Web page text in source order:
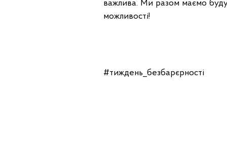
важлива. Ми разом маємо
можливості!
#тиждень_безбарєрності